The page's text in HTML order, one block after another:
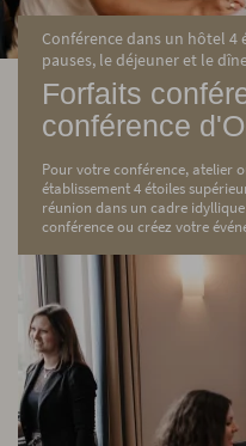
Conférence dans un hôtel
pauses, le déjeuner et le
Forfaits
conférence
Pour votre conférence, atelier
établissement 4 étoiles
réunion dans un cadre
conférence ou créez votre